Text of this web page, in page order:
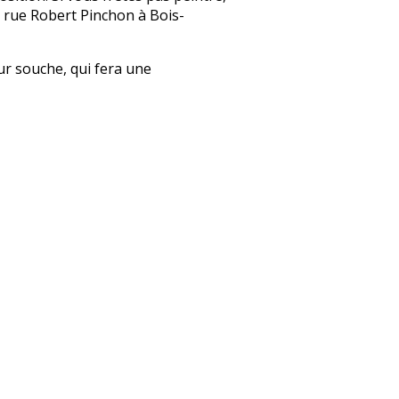
Robert Pinchon à Bois-
souche, qui fera une